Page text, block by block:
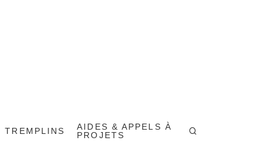
TREMPLINS
AIDES & APPELS À
PROJETS